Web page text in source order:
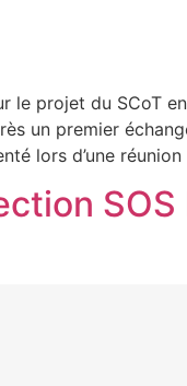
le projet du SCoT
un premier
lors d’une